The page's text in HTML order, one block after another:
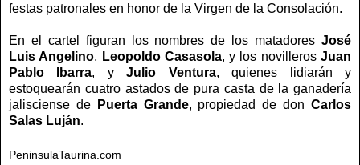
festas patronales en honor de la Virgen de la Consolación.
En el cartel figuran los nombres de los matadores José
Luis Angelino, Leopoldo Casasola, y los novillerosJuan
Pablo Ibarra, yJulio Ventura, quienes lidiarán y
estoquearán cuatro astados de pura casta de la ganadería
jalisciense de
Puerta Grande, propiedad de donCarlos
Salas Luján.
PeninsulaTaurina.com